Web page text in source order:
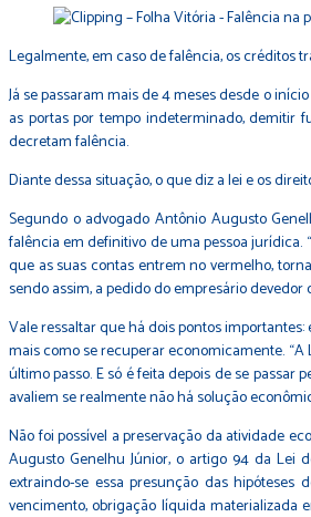
Legalmente, em caso de falência, os créditos
Já se passaram mais de 4 meses desde o
as portas por tempo indeterminado, demitir
decretam falência.
Diante dessa situação, o que diz a lei e os
Segundo o advogado Antônio Augusto
falência em definitivo de uma pessoa
que as suas contas entrem no vermelho,
sendo assim, a pedido do empresário
Vale ressaltar que há dois pontos
mais como se recuperar economicamente.
último passo. E só é feita depois de se
avaliem se realmente não há solução
Não foi possível a preservação da atividade
Augusto Genelhu Júnior, o artigo 94 da Lei
extraindo-se essa presunção das
vencimento, obrigação líquida materializada